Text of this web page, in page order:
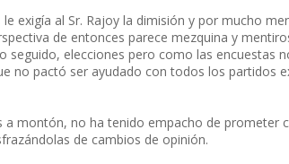
exigía al Sr. Rajoy la dimisión y por mucho
de entonces parece mezquina y
seguido, elecciones pero como las encuestas
no pactó ser ayudado con todos los partidos
a montón, no ha tenido empacho de prometer
de cambios de opinión.